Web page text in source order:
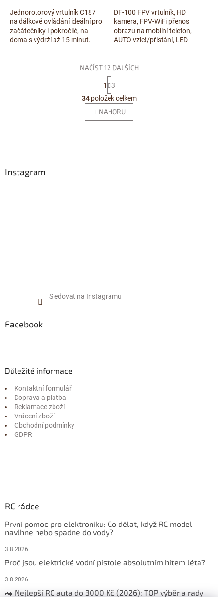
Jednorotorový vrtulník C187
na dálkové ovládání ideální pro
začátečníky i pokročilé, na
doma s výdrží až 15 minut.
DF-100 FPV vrtulník, HD
kamera, FPV-WiFi přenos
obrazu na mobilní telefon,
AUTO vzlet/přistání, LED
RTF
O
v
l
á
NAČÍST 12 DALŠÍCH
t
r
á
n
k
v
1
3
34položek celkem
NAHORU
Instagram
Sledovat na Instagramu
Facebook
Důležité informace
Kontaktní formulář
Doprava a platba
Reklamace zboží
Vrácení zboží
Obchodní podmínky
GDPR
RC rádce
První pomoc pro elektroniku: Co dělat, když RC model
navlhne nebo spadne do vody?
3.8.2026
Proč jsou elektrické vodní pistole absolutním hitem léta?
3.8.2026
🚗 Nejlepší RC auta do 3000 Kč (2026): TOP výběr a rady